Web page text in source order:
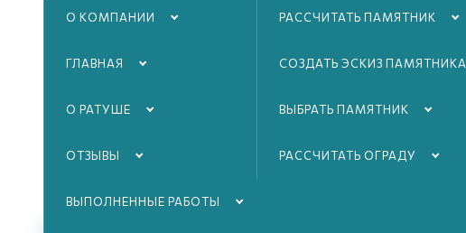
О КОМПАНИИ
ГЛАВНАЯ
О РАТУШЕ
ОТЗЫВЫ
ВЫПОЛНЕННЫЕ РАБОТЫ
РАССЧИТАТЬ ПАМЯТНИК
СОЗДАТЬ ЭСКИЗ ПАМЯТНИКА
ВЫБРАТЬ ПАМЯТНИК
РАССЧИТАТЬ ОГРАДУ